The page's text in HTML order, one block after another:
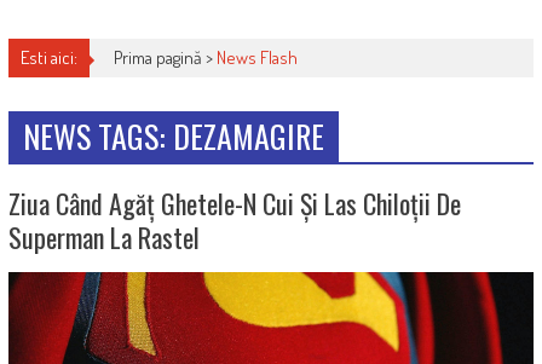
Esti aici: Prima pagină > News Flash
NEWS TAGS: DEZAMAGIRE
Ziua Când Agăț Ghetele-N Cui Și Las Chiloții De
Superman La Rastel